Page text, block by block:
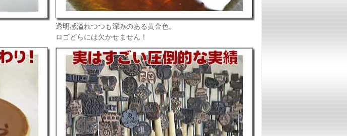
透明感溢れつつも深みのある黄金色。
ロゴどらには欠かせません！